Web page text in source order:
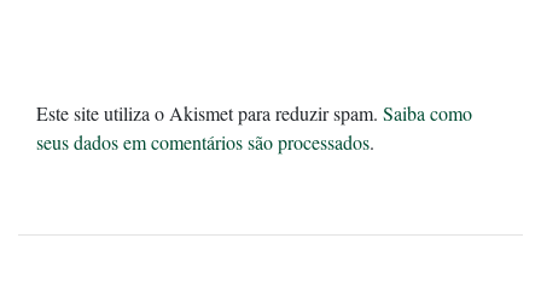
Este site utiliza o Akismet para reduzir spam. Saiba como
seus dados em comentários são processados.